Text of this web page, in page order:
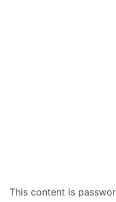
This content is